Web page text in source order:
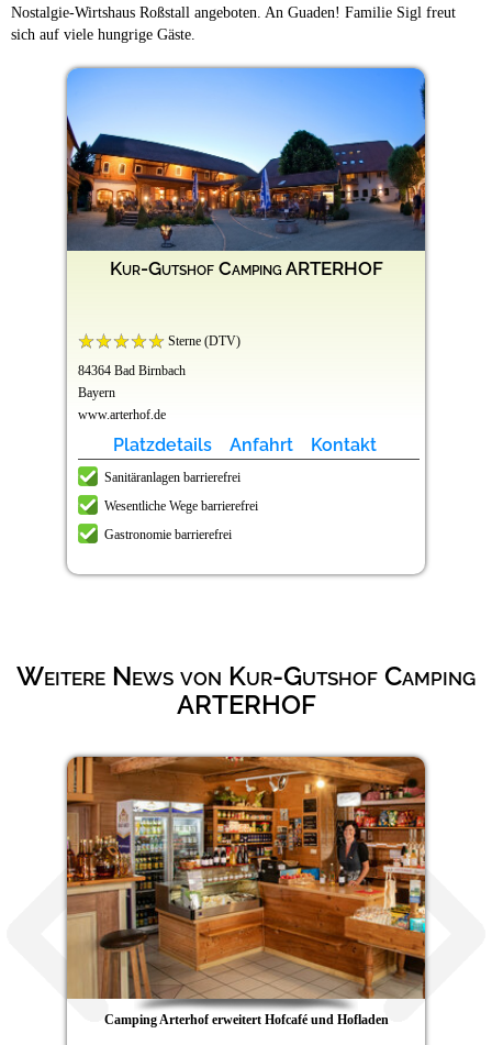
Nostalgie-Wirtshaus Roßstall angeboten. An Guaden! Familie Sigl freut
sich auf viele hungrige Gäste.
Kur-Gutshof Camping ARTERHOF
Sterne (DTV)
84364 Bad Birnbach
Bayern
www.arterhof.de
Platzdetails Anfahrt Kontakt
Sanitäranlagen barrierefrei
Wesentliche Wege barrierefrei
Gastronomie barrierefrei
Weitere News von Kur-Gutshof Camping
ARTERHOF
Camping Arterhof erweitert Hofcafé und Hofladen